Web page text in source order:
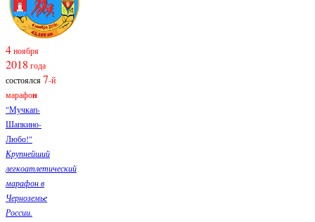
4ноября
2018 года
состоялся7-й
марафон
"Мучкап-
Шапкино-
Любо!"
Крупнейший
легкоатлетический
марафон в
Черноземье
России.